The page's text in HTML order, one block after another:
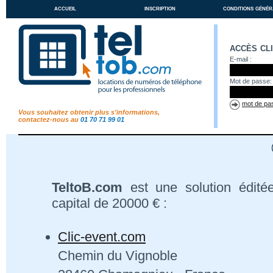
accueil inscription conditions
Vous souhaitez obtenir plus s'informations,
contactez-nous au 01 70 71 99 01
accès
E-mail :
Mot de passe:
mot de
TeltoB.com est une solution
capital de 20000 € :
Clic-event.com
Chemin du Vignoble